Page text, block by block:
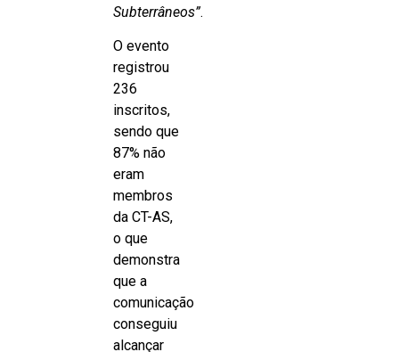
Subterrâneos”.
O evento
registrou
236
inscritos,
sendo que
87% não
eram
membros
da CT-AS,
o que
demonstra
que a
comunicação
conseguiu
alcançar